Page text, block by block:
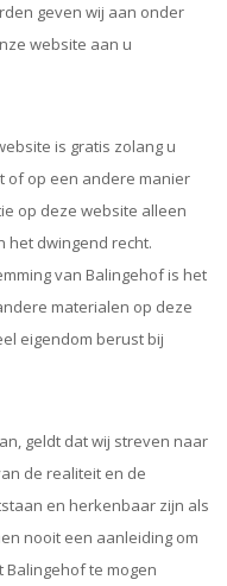
geven wij aan onder
website aan u
is gratis zolang u
of op een andere manier
op deze website alleen
het dwingend recht.
van Balingehof is het
materialen op deze
eigendom berust bij
geldt dat wij streven naar
de realiteit en de
en herkenbaar zijn als
nooit een aanleiding om
te mogen